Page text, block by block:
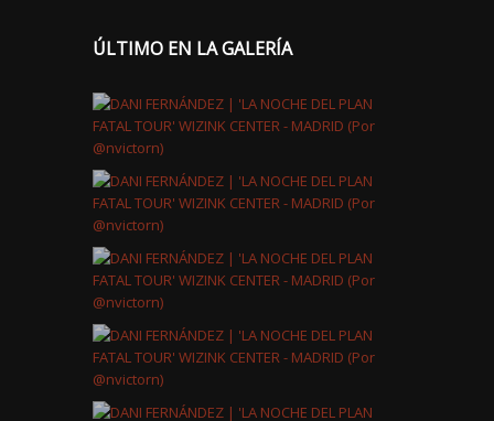
ÚLTIMO EN LA GALERÍA